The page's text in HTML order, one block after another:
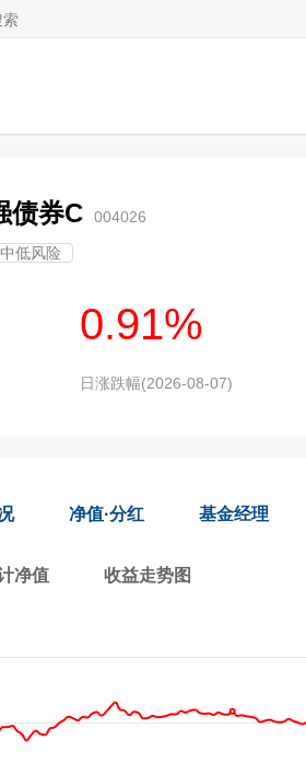
索
债券C 004026
低风险
0.91%
日涨跌幅(2026-08-07)
净值·分红 基金经理
净值 收益走势图